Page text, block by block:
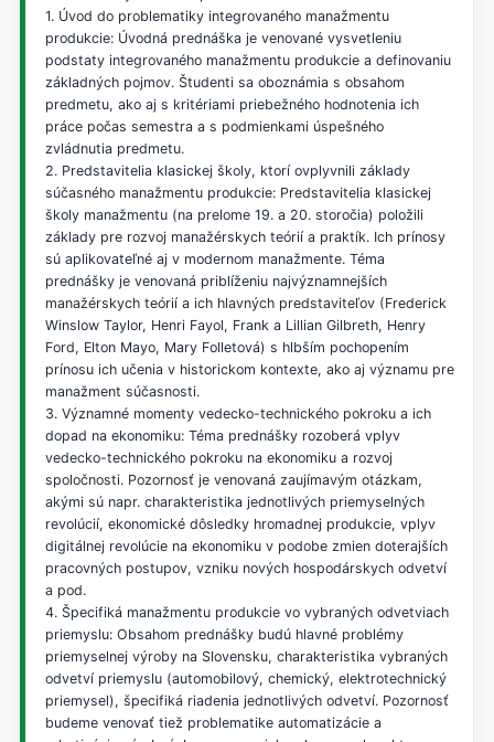
1. Úvod do problematiky integrovaného manažmentu
produkcie: Úvodná prednáška je venované vysvetleniu
podstaty integrovaného manažmentu produkcie a definovaniu
základných pojmov. Študenti sa oboznámia s obsahom
predmetu, ako aj s kritériami priebežného hodnotenia ich
práce počas semestra a s podmienkami úspešného
zvládnutia predmetu.
2. Predstavitelia klasickej školy, ktorí ovplyvnili základy
súčasného manažmentu produkcie: Predstavitelia klasickej
školy manažmentu (na prelome 19. a 20. storočia) položili
základy pre rozvoj manažérskych teórií a praktík. Ich prínosy
sú aplikovateľné aj v modernom manažmente. Téma
prednášky je venovaná priblíženiu najvýznamnejších
manažérskych teórií a ich hlavných predstaviteľov (Frederick
Winslow Taylor, Henri Fayol, Frank a Lillian Gilbreth, Henry
Ford, Elton Mayo, Mary Folletová) s hlbším pochopením
prínosu ich učenia v historickom kontexte, ako aj významu pre
manažment súčasnosti.
3. Významné momenty vedecko-technického pokroku a ich
dopad na ekonomiku: Téma prednášky rozoberá vplyv
vedecko-technického pokroku na ekonomiku a rozvoj
spoločnosti. Pozornosť je venovaná zaujímavým otázkam,
akými sú napr. charakteristika jednotlivých priemyselných
revolúcií, ekonomické dôsledky hromadnej produkcie, vplyv
digitálnej revolúcie na ekonomiku v podobe zmien doterajších
pracovných postupov, vzniku nových hospodárskych odvetví
a pod.
4. Špecifiká manažmentu produkcie vo vybraných odvetviach
priemyslu: Obsahom prednášky budú hlavné problémy
priemyselnej výroby na Slovensku, charakteristika vybraných
odvetví priemyslu (automobilový, chemický, elektrotechnický
priemysel), špecifiká riadenia jednotlivých odvetví. Pozornosť
budeme venovať tiež problematike automatizácie a